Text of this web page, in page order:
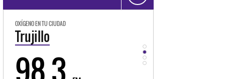
OXÍGENO EN TU CIUDAD
Trujillo
98.3 94.3